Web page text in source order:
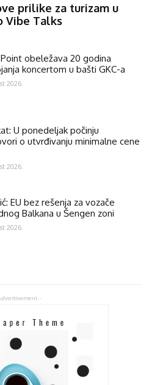
prilike za turizam u
Vibe Talks
obeležava 20 godina
koncertom u bašti GKC-a
2026.
U ponedeljak počinju
o utvrđivanju minimalne cene
2026.
EU bez rešenja za vozače
Balkana u Šengen zoni
2026.
-